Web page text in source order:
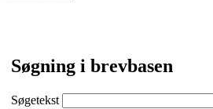
Søgning i brevbasen
Søgetekst